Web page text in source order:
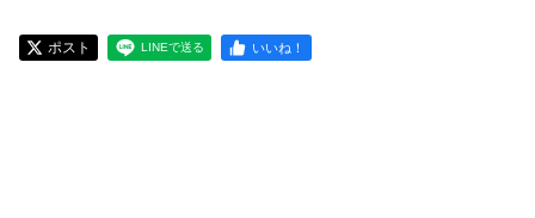
ポスト LINEで送る いいね！